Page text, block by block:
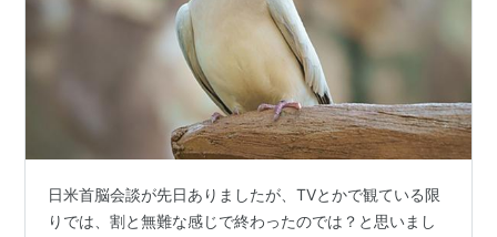
日米首脳会談が先日ありましたが、TVとかで観ている限
りでは、割と無難な感じで終わったのでは？と思いまし